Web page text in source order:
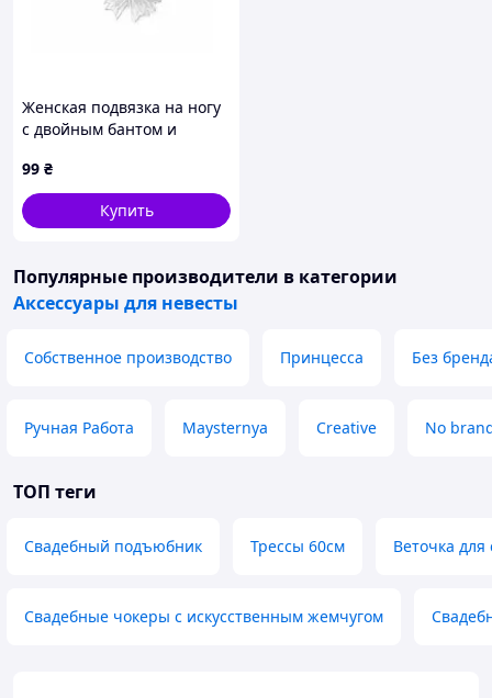
Женская подвязка на ногу
с двойным бантом и
жемчужиной, Белый
99 ₴
Купить
Популярные производители в категории
Аксессуары для невесты
Собственное производство Принцесса Без
Ручная Работа Maysternya Creative No
ТОП теги
Свадебный подъюбник Трессы 60см Веточка
Свадебные чокеры с искусственным жемчугом